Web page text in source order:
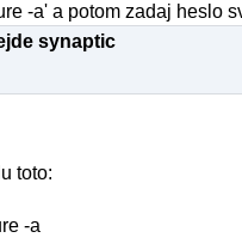
-a' a potom zadaj heslo
synaptic
toto:
-a